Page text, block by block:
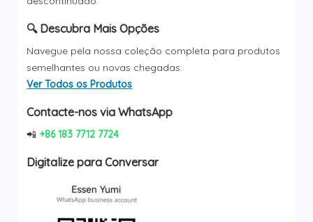
🔍 Descubra Mais Opções
Navegue pela nossa coleção completa para produtos
semelhantes ou novas chegadas:
Ver Todos os Produtos
Contacte-nos via WhatsApp
📲+86 183 7712 7724
Digitalize para Conversar